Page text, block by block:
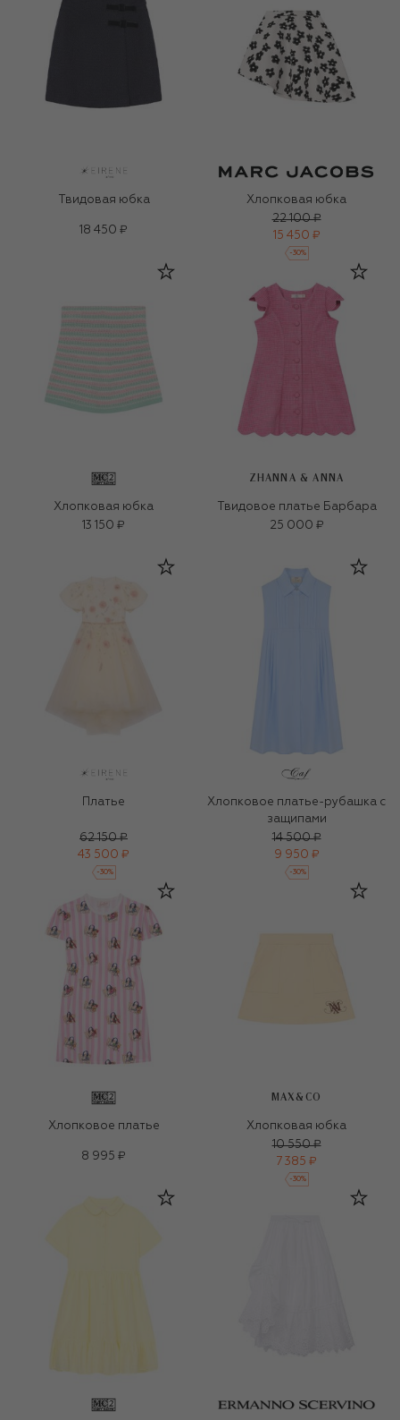
Твидовая юбка
18 450 ₽
Хлопковая юбка
22 100 ₽
15 450 ₽
-30%
Хлопковая юбка
13 150 ₽
ZHANNA & ANNA
Твидовое платье Барбара
25 000 ₽
Платье
62 150 ₽
43 500 ₽
-30%
Хлопковое платье-рубашка с
защипами
14 500 ₽
9 950 ₽
-30%
Хлопковое платье
8 995 ₽
MAX&CO
Хлопковая юбка
10 550 ₽
7 385 ₽
-30%